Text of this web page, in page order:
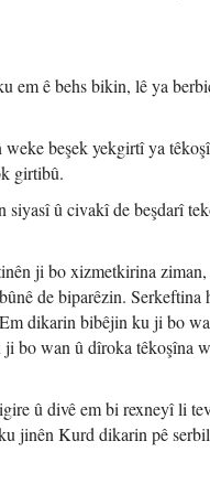
em ê behs bikin, lê ya
beşek yekgirtî ya
girtibû.
û civakî de beşdarî
ji bo xizmetkirina ziman,
de biparêzin. Serkeftina
dikarin bibêjin ku ji bo
bo wan û dîroka têkoşîna
û divê em bi rexneyî li
jinên Kurd dikarin pê